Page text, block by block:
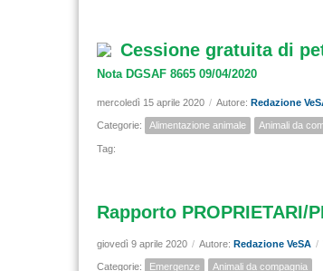
Cessione gratuita di
Nota DGSAF 8665 09/04/2020
mercoledì 15 aprile 2020 / Autore: Redazione
Categorie: Alimentazione animale Animali da
Tag:
Rapporto PROPRIETARI/
giovedì 9 aprile 2020 / Autore: Redazione VeSA /
Categorie: Emergenze Animali da compagnia